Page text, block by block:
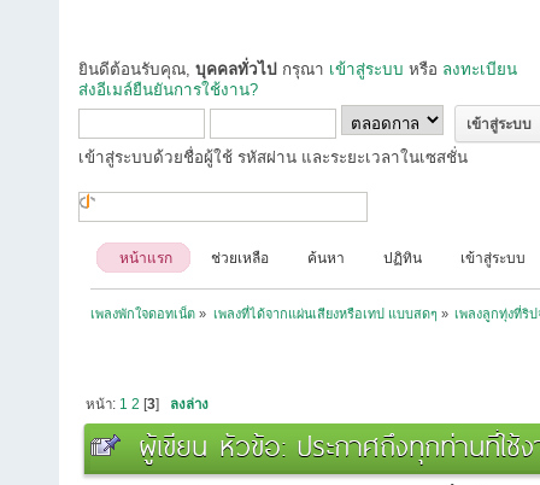
ยินดีต้อนรับคุณ, บุคคลทั่วไป กรุณา เข้าสู่ระบบ หรือ ลงทะเบียน
ส่งอีเมล์ยืนยันการใช้งาน?
เข้าสู่ระบบด้วยชื่อผู้ใช้ รหัสผ่าน และระยะเวลาในเซสชั่น
หน้าแรก ช่วยเหลือ ค้นหา ปฏิทิน เข้าสู่ระบบ
เพลงพักใจดอทเน็ต » เพลงที่ได้จากแผ่นเสียงหรือเทป แบบสดๆ » เพลงลูกทุ่งที่ริ
หน้า: 1 2 [3] ลงล่าง
ผู้เขียน หัวข้อ: ประกาศถึงทุกท่านที่